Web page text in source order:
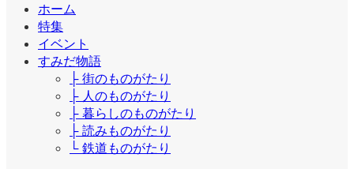
ホーム
特集
イベント
すみだ物語
├ 街のものがたり
├ 人のものがたり
├ 暮らしのものがたり
├ 読みものがたり
└ 鉄道ものがたり